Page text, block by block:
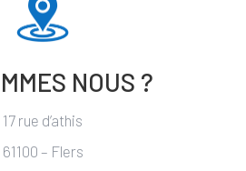
NOUS ?
17 rue d’athis
61100 – Flers